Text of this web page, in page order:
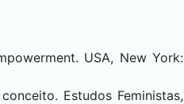
USA, New York:
Estudos Feministas,